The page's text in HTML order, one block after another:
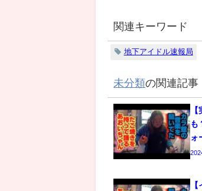
関連キーワード
地下アイドル速報局
未分類の関連記事
も
ォ